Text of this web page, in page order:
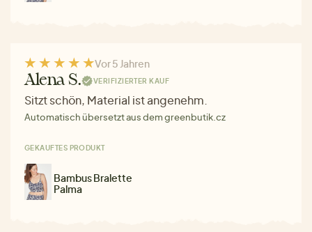
Vor 5 Jahren
Alena S. VERIFIZIERTER KAUF
Sitzt schön, Material ist angenehm.
Automatisch übersetzt aus dem greenbutik.cz
GEKAUFTES PRODUKT
Bambus Bralette
Palma